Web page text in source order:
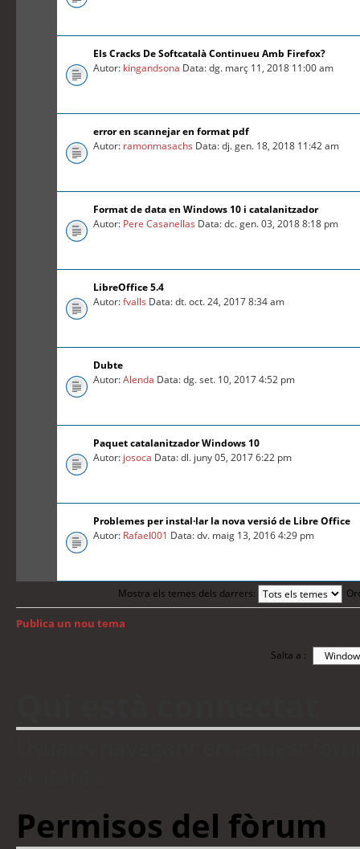
Els Cracks De Softcatalà Continueu Amb Firefox?
Autor: kingandsona Data: dg. març 11, 2018 11:00 am
error en scannejar en format pdf
Autor: ramonmasachs Data: dj. gen. 18, 2018 11:42 am
Format de data en Windows 10 i catalanitzador
Autor: Pere Casanellas Data: dc. gen. 03, 2018 8:18 pm
LibreOffice 5.4
Autor:fvalls Data: dt. oct. 24, 2017 8:34 am
Dubte
Autor:Alenda Data: dg. set. 10, 2017 4:52 pm
Paquet catalanitzador Windows 10
Autor: josoca Data: dl. juny 05, 2017 6:22 pm
Problemes per instal·lar la nova versió de Libre Office
Autor: Rafael001 Data: dv. maig 13, 2016 4:29 pm
Mostra els temes dels darrers:
Publica un nou tema
Salta a :
Permisos del fòrum